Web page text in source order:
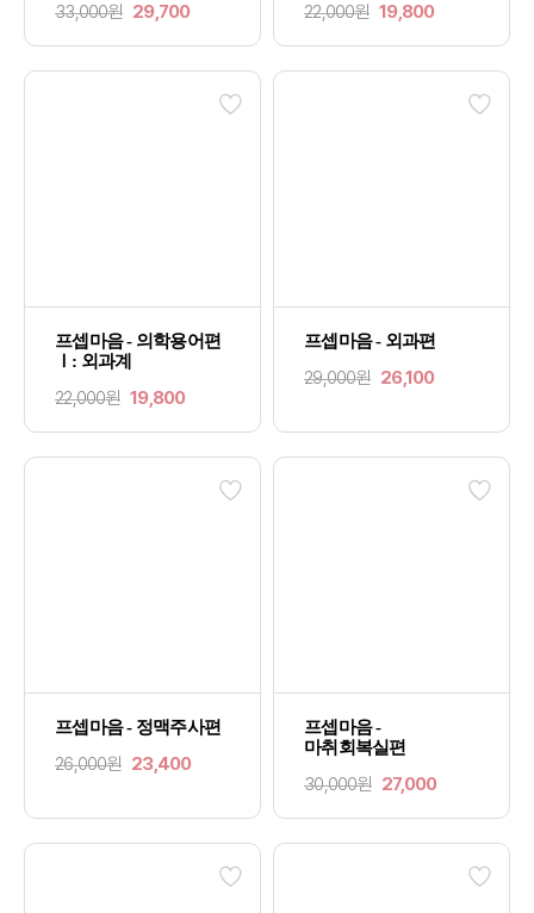
33,000원 29,700 22,000원 19,800
프셉마음 - 의학용어편
Ⅰ: 외과계
22,000원 19,800
프셉마음 - 외과편
29,000원 26,100
프셉마음 - 정맥주사편
26,000원 23,400
프셉마음 -
마취회복실편
30,000원 27,000